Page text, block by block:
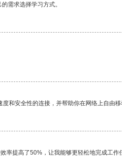
需求选择学习方式。
和安全性的连接，并帮助你在网络上自由移
率提高了50%，让我能够更轻松地完成工作